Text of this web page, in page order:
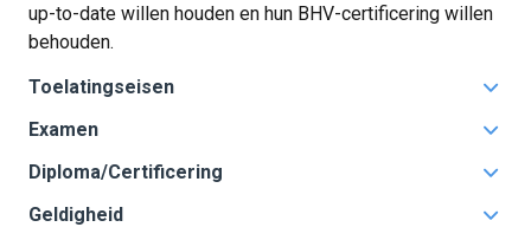
up-to-date willen houden en hun BHV-certificering willen
behouden.
Toelatingseisen
BHV Herhaling: je dient in het bezit te zijn van een
Basisdiploma BHV
Examen
Theorie-examen Eerste Hulp
Theorie-examen Brandbestrijding & Ontruiming
Diploma/Certificering
NIBHV Basisdiploma BHV
Geldigheid